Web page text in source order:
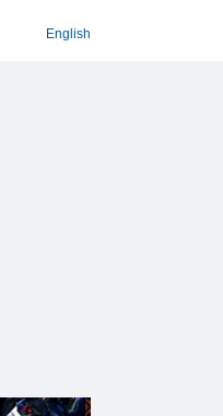
English